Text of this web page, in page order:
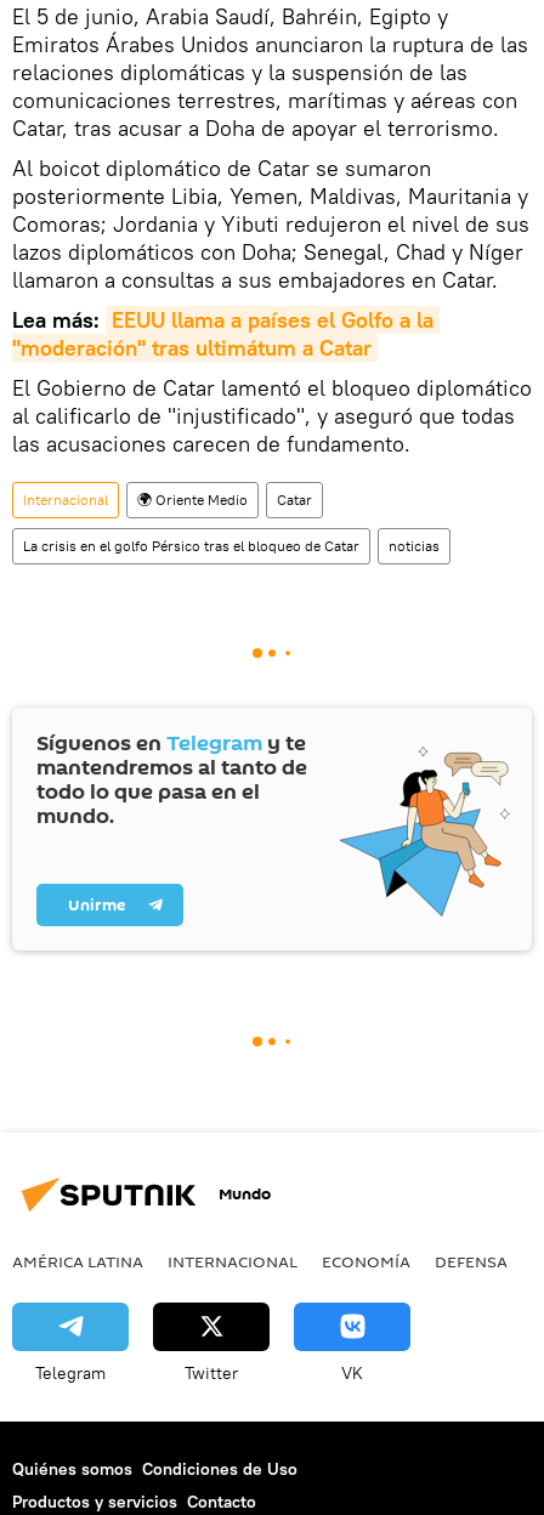
El 5 de junio, Arabia Saudí, Bahréin, Egipto y
Emiratos Árabes Unidos anunciaron la ruptura de las
relaciones diplomáticas y la suspensión de las
comunicaciones terrestres, marítimas y aéreas con
Catar, tras acusar a Doha de apoyar el terrorismo.
Al boicot diplomático de Catar se sumaron
posteriormente Libia, Yemen, Maldivas, Mauritania y
Comoras; Jordania y Yibuti redujeron el nivel de sus
lazos diplomáticos con Doha; Senegal, Chad y Níger
llamaron a consultas a sus embajadores en Catar.
Lea más: EEUU llama a países el Golfo a la
"moderación" tras ultimátum a Catar
El Gobierno de Catar lamentó el bloqueo diplomático
al calificarlo de "injustificado", y aseguró que todas
las acusaciones carecen de fundamento.
Internacional 🌍 Oriente Medio Catar
La crisis en el golfo Pérsico tras el bloqueo de Catar noticias
Síguenos en Telegram y te
mantendremos al tanto de
todo lo que pasa en el
mundo.
Unirme
Mundo
AMÉRICA LATINA INTERNACIONAL ECONOMÍA DEFENSA
Telegram Twitter VK
Quiénes somos Condiciones de Uso
Productos y servicios Contacto